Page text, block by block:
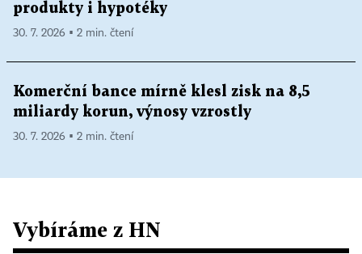
produkty i hypotéky
30. 7. 2026 ▪ 2 min. čtení
Komerční bance mírně klesl zisk na 8,5
miliardy korun, výnosy vzrostly
30. 7. 2026 ▪ 2 min. čtení
Vybíráme z HN